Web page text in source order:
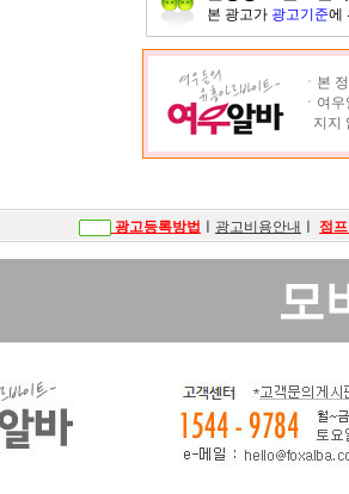
본 광고가 광고기준에
ㆍ본
ㆍ여
지지
광고등록방법 광고비용안내 점
모